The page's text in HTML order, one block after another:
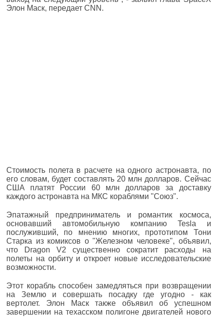
Элон Маск, передает CNN.
Стоимость полета в расчете на одного астронавта, по
его словам, будет составлять 20 млн долларов. Сейчас
США платят России 60 млн долларов за доставку
каждого астронавта на МКС кораблями "Союз".
Эпатажный предприниматель и романтик космоса,
основавший автомобильную компанию Tesla и
послуживший, по мнению многих, прототипом Тони
Старка из комиксов о "Железном человеке", объявил,
что Dragon V2 существенно сократит расходы на
полеты на орбиту и откроет новые исследовательские
возможности.
Этот корабль способен замедляться при возвращении
на Землю и совершать посадку где угодно - как
вертолет. Элон Маск также объявил об успешном
завершении на техасском полигоне двигателей нового